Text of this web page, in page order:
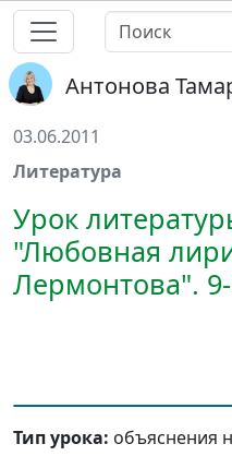
Антонова
03.06.2011
Литература
Урок
"Любовная
Лермонтова".
Тип урока: объяснения